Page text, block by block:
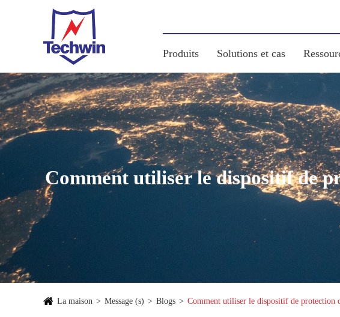
Produits Solutions et cas
Comment utiliser le dispositif de
La maison Message (s) Blogs Comment utiliser le dispositif de protection